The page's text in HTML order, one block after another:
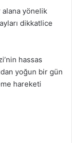
alana yönelik
dikkatlice
hassas
yoğun bir gün
hareketi